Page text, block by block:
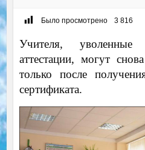
Было просмотрено 3 816
Учителя, уволенные
аттестации, могут
только после
сертификата.